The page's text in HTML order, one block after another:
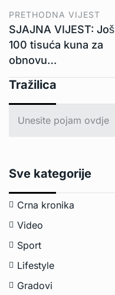
PRETHODNA VIJEST
SJAJNA VIJEST: Još
100 tisuća kuna za
obnovu…
Tražilica
Sve kategorije
Crna kronika
Video
Sport
Lifestyle
Gradovi